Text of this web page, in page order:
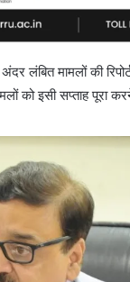
लंबित मामलों की
को इसी सप्ताह पूरा